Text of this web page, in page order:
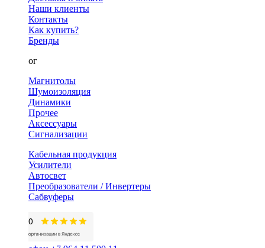
Наши клиенты
Контакты
Как купить?
Бренды
Каталог
Магнитолы
Шумоизоляция
Динамики
Прочее
Аксессуары
Сигнализации
Кабельная продукция
Усилители
Автосвет
Преобразователи / Инвертеры
Сабвуферы